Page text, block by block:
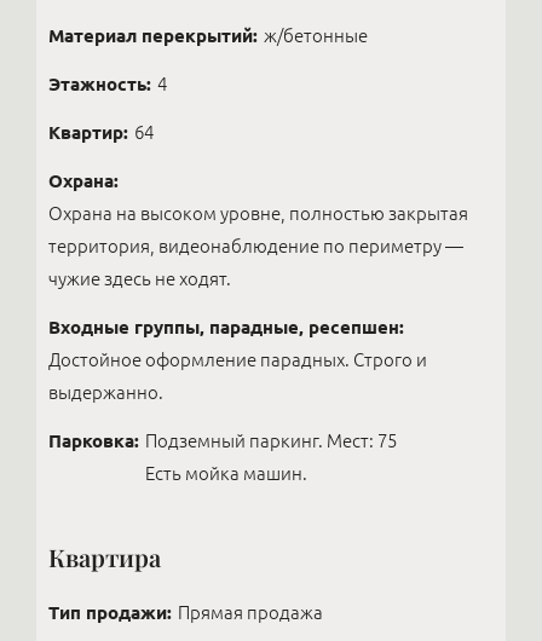
Материал перекрытий: ж/бетонные
Этажность: 4
Квартир: 64
Охрана:
Охрана на высоком уровне, полностью закрытая
территория, видеонаблюдение по периметру —
чужие здесь не ходят.
Входные группы, парадные, ресепшен:
Достойное оформление парадных. Строго и
выдержанно.
Парковка: Подземный паркинг. Мест: 75
Есть мойка машин.
Квартира
Тип продажи: Прямая продажа